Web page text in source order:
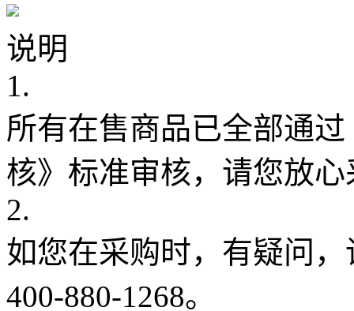
说明
1.
所有在售商品已全部通
核》标准审核，请您放心
2.
如您在采购时，有疑问
400-880-1268。